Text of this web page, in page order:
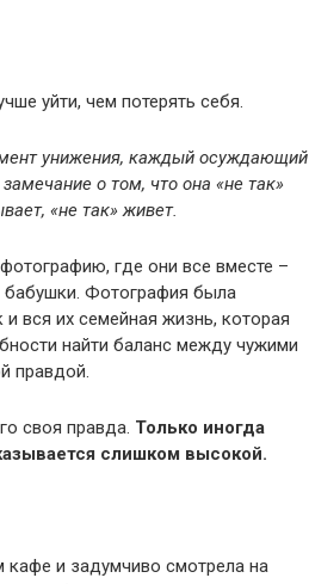
уйти, чем потерять себя.
унижения, каждый осуждающий
о том, что она «не так»
«не так» живет.
где они все вместе –
Фотография была
и вся их семейная жизнь, которая
найти баланс между чужими
правдой.
своя правда. Только иногда
слишком высокой.
кафе и задумчиво смотрела на